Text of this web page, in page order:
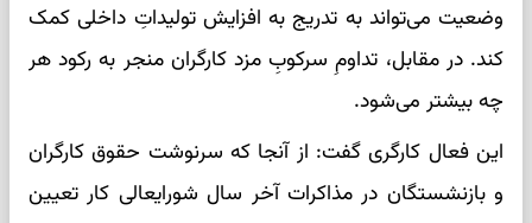
وضعیت می‌تواند به تدریج به افزایش تولیداتِ داخلی کمک
کند. در مقابل، تداومِ سرکوبِ مزد کارگران منجر به رکود هر
چه بیشتر می‌شود.
این فعال کارگری گفت: از آنجا که سرنوشت حقوق کارگران
و بازنشستگان در مذاکرات آخر سال شورایعالی کار تعیین